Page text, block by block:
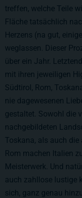
treffen, welche Teile
Fläche tatsächlich
Herzens (na gut,
weglassen. Dieser
über ein Jahr.
mit ihren jeweiligen
Südtirol, Rom,
nie dagewesenen
gestaltet. Sowohl die
nachgebildeten
Toskana, als auch
Rom machen Italien
Meisterwerk. Und
auch zahllose lustige
sich, ganz genau